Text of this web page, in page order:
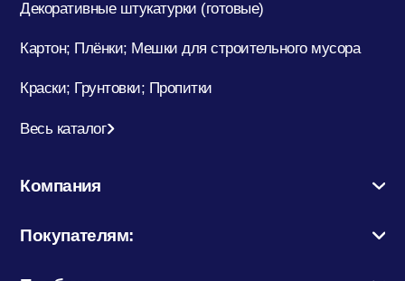
Декоративные штукатурки (готовые)
Картон; Плёнки; Мешки для строительного мусора
Краски; Грунтовки; Пропитки
Весь каталог
Компания
Покупателям: